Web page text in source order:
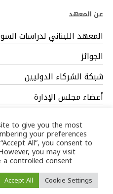
عن المعهد
المعهد اللبناني لدراسات
الجوائز
شبكة الشركاء الدوليين
أعضاء مجلس الإدارة
All Rights Reserved /Terms
to give you the most
your preferences
All”, you consent to
you may visit
controlled consent.
Cookie Settings
Accept All